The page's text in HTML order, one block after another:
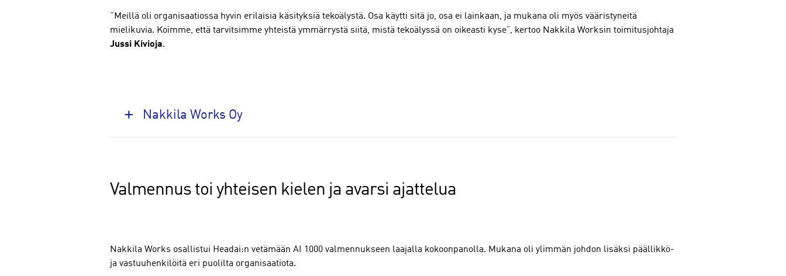
”Meillä oli organisaatiossa hyvin erilaisia käsityksiä tekoälystä. Osa käytti sitä jo, osa ei lainkaan, ja mukana oli myös vääristyneitä
mielikuvia. Koimme, että tarvitsimme yhteistä ymmärrystä siitä, mistä tekoälyssä on oikeasti kyse”, kertoo Nakkila Worksin toimitusjohtaja
Jussi Kivioja.
Nakkila Works Oy
Valmennus toi yhteisen kielen ja avarsi ajattelua
Nakkila Works osallistui Headai:n vetämään AI 1000 valmennukseen laajalla kokoonpanolla. Mukana oli ylimmän johdon lisäksi päällikkö-
ja vastuuhenkilöitä eri puolilta organisaatiota.